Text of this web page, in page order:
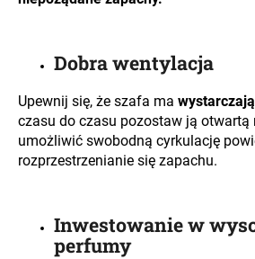
Dobra wentylacja
Upewnij się, że szafa ma
czasu do czasu pozostaw ją otwartą
umożliwić swobodną cyrkulację
rozprzestrzenianie się zapachu.
Inwestowanie w
perfumy